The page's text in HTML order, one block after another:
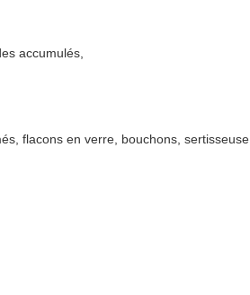
accumulés,
flacons en verre, bouchons, sertisseuse